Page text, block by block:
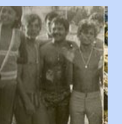
istemediklerini bir
bildiriyordu.. Bu grup
''Açık ve net olarak
yanısıra, bu takımlara
veren Bursa Büyükşehir
alışveriş merkezlerini
okuduğum bu